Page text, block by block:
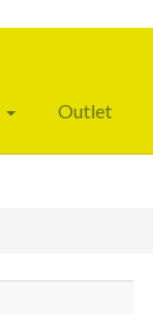
Outlet